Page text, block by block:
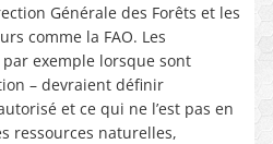
Générale des Forêts et les
comme la FAO. Les
exemple lorsque sont
– devraient définir
et ce qui ne l’est pas en
ressources naturelles,